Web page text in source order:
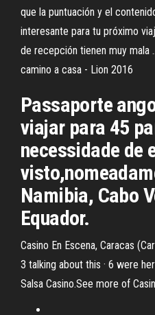
que la puntuación y el
interesante para tu próximo
de recepción tienen muy mala
camino a casa - Lion 2016
Passaporte
viajar para 45
necessidade de
Namibia, Cabo
Equador.
Casino En Escena, Caracas
3 talking about this · 6 were
Salsa Casino.See more of